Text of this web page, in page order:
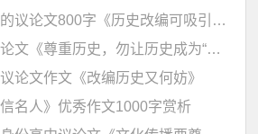
游戏改编历史人物的议论文800字《历史改编可吸引兴趣》
历史与游戏人物议论文《尊重历史，勿让历史成为“工具” 》
论文作文《改编历史又何妨》
名人》优秀作文1000字赏析